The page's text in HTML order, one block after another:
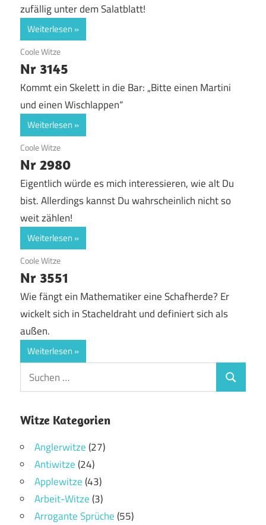
zufällig unter dem Salatblatt!
Weiterlesen
22. Juli 2017
Coole Witze
Nr 3145
Kommt ein Skelett in die Bar: „Bitte einen Martini
und einen Wischlappen“
Weiterlesen
21. Juli 2017
Coole Witze
Nr 2980
Eigentlich würde es mich interessieren, wie alt Du
bist. Allerdings kannst Du wahrscheinlich nicht so
weit zählen!
Weiterlesen
18. Juli 2017
Coole Witze
Nr 3551
Wie fängt ein Mathematiker eine Schafherde? Er
wickelt sich in Stacheldraht und definiert sich als
außen.
Weiterlesen
Witze Kategorien
Anglerwitze(27)
Antiwitze(24)
Applewitze(43)
Arbeit-Witze(3)
Arrogante Sprüche(55)